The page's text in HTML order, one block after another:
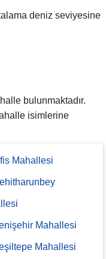
deniz seviyesine
bulunmaktadır.
isimlerine
Mahallesi
Mahallesi
Mahallesi